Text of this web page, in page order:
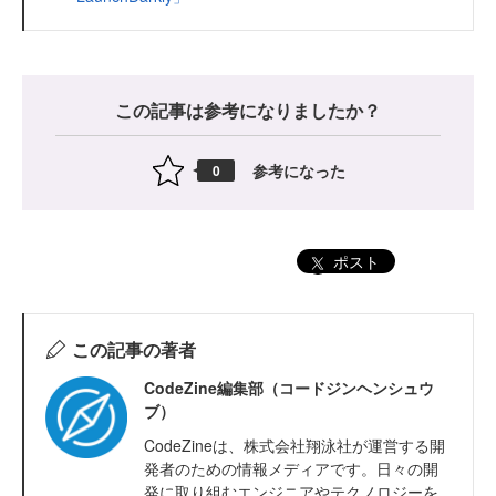
この記事は参考になりましたか？
0 参考になった
ポスト
この記事の著者
CodeZine編集部（コードジンヘンシュウ
ブ）
CodeZineは、株式会社翔泳社が運営する開
発者のための情報メディアです。日々の開
発に取り組むエンジニアやテクノロジーを